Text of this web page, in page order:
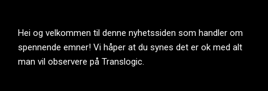
Hei og velkommen til denne nyhetssiden som handler om
spennende emner! Vi håper at du synes det er ok med alt
man vil observere på Translogic.